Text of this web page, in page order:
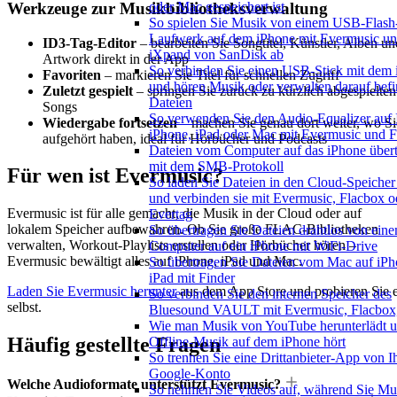
oder Mac gespeichert ist
So spielen Sie Musik von einem USB-
Laufwerk auf dem iPhone mit Evermusic
iXpand von SanDisk ab
So verbinden Sie einen USB-Stick mit dem
und hören Musik oder verwalten darauf
Dateien
So verwenden Sie den Audio-Equalizer auf
iPhone, iPad oder Mac mit Evermusic und
Dateien vom Computer auf das iPhone
mit dem SMB-Protokoll
So laden Sie Dateien in den Cloud-
und verbinden sie mit Evermusic, Flacbox
Evertag
So übertragen Sie Dateien drahtlos von
Computer auf ein iPhone mit WiFi-Drive
So übertragen Sie Dateien vom Mac auf
iPad mit Finder
So verbinden Sie den internen Speicher des
Bluesound VAULT mit Evermusic,
Wie man Musik von YouTube herunterlädt
Offline-Musik auf dem iPhone hört
So trennen Sie eine Drittanbieter-App von
Google-Konto
So nehmen Sie Videos auf, während Sie
Werkzeuge zur Musikbibliotheksverwaltung
ID3-Tag-Editor – bearbeiten Sie Songtitel, Künstler, Alben
Artwork direkt in der App
Favoriten – markieren Sie Titel für schnellen Zugriff
Zuletzt gespielt – springen Sie zurück zu kürzlich abgespielten
Songs
Wiedergabe fortsetzen– machen Sie genau dort weiter, wo
aufgehört haben, ideal für Hörbücher und Podcasts
Für wen ist Evermusic?
Evermusic ist für alle gemacht, die Musik in der Cloud oder auf
lokalem Speicher aufbewahren. Ob Sie große FLAC-Bibliotheken
verwalten, Workout-Playlists erstellen oder Hörbücher hören –
Evermusic bewältigt alles auf iPhone, iPad und Mac.
Laden Sie Evermusic herunteraus dem App Store und probieren Sie
selbst.
Häufig gestellte Fragen
Welche Audioformate unterstützt Evermusic?